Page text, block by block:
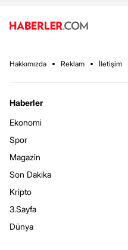
Hakkımızda Reklam İletişim
Haberler
Ekonomi
Spor
Magazin
Son Dakika
Kripto
3.Sayfa
Dünya